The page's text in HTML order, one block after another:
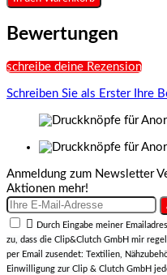
Bewertungen
schreibe deine Rezension
Schreiben Sie als Erster Ihre
Anmeldung zum Newsletter
Aktionen mehr!

Durch Eingabe meiner
zu, dass die Clip&Clutch GmbH mir
per Email zusendet: Textilien,
Einwilligung zur Clip & Clutch GmbH